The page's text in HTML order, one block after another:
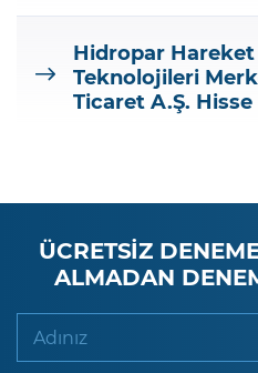
Hidropar
Teknolojileri
Ticaret A.Ş.
ÜCRETSİZ
ALMADAN
Adınız